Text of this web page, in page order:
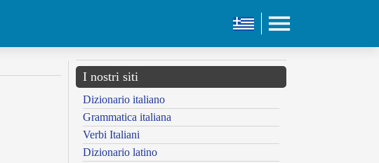
I nostri siti
Dizionario italiano
Grammatica italiana
Verbi Italiani
Dizionario latino